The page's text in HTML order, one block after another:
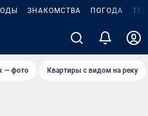
ЗНАКОМСТВА ПОГОДА
— фото Квартиры с видом на реку